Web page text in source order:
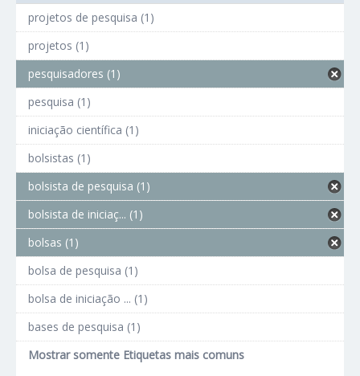
projetos de pesquisa (1)
projetos (1)
pesquisadores (1)
pesquisa (1)
iniciação científica (1)
bolsistas (1)
bolsista de pesquisa (1)
bolsista de iniciaç... (1)
bolsas (1)
bolsa de pesquisa (1)
bolsa de iniciação ... (1)
bases de pesquisa (1)
Mostrar somente Etiquetas mais comuns